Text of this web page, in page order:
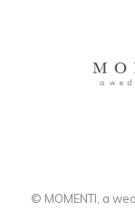
© MOMENTI, a